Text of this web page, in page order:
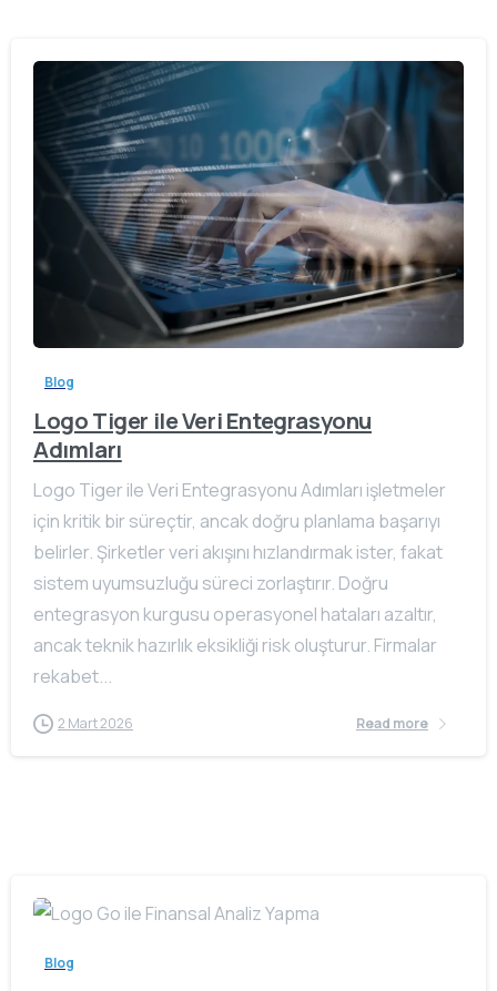
Blog
Logo Tiger ile Veri Entegrasyonu
Adımları
Logo Tiger ile Veri Entegrasyonu Adımları işletmeler
için kritik bir süreçtir, ancak doğru planlama başarıyı
belirler. Şirketler veri akışını hızlandırmak ister, fakat
sistem uyumsuzluğu süreci zorlaştırır. Doğru
entegrasyon kurgusu operasyonel hataları azaltır,
ancak teknik hazırlık eksikliği risk oluşturur. Firmalar
rekabet...
2 Mart 2026 Read more
Blog